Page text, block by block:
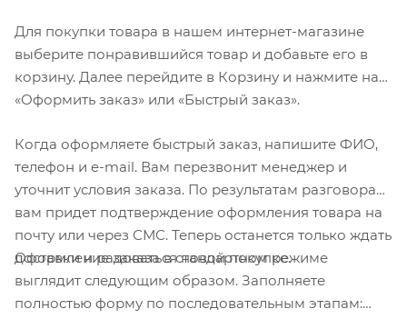
Для покупки товара в нашем интернет-магазине
выберите понравившийся товар и добавьте его в
корзину. Далее перейдите в Корзину и нажмите на
«Оформить заказ» или «Быстрый заказ».
Когда оформляете быстрый заказ, напишите ФИО,
телефон и e-mail. Вам перезвонит менеджер и
уточнит условия заказа. По результатам разговора
вам придет подтверждение оформления товара на
почту или через СМС. Теперь останется только ждать
доставки и радоваться новой покупке.
Оформление заказа в стандартном режиме
выглядит следующим образом. Заполняете
полностью форму по последовательным этапам: